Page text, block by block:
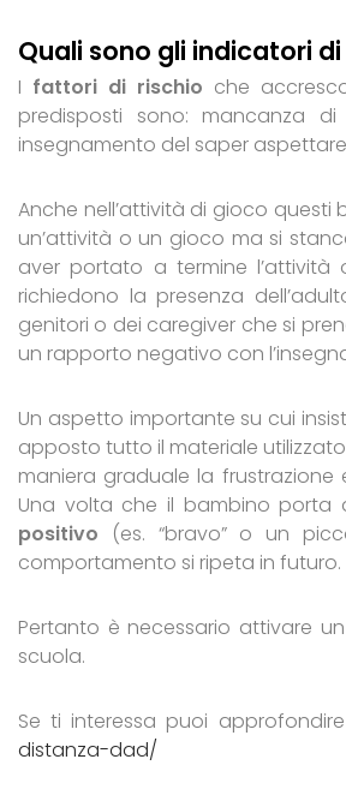
Quali sono gli indicatori
I fattori di rischio che
predisposti sono: mancanza
insegnamento del saper
Anche nell’attività di gioco
un’attività o un gioco ma si
aver portato a termine
richiedono la presenza
genitori o dei caregiver che si
un rapporto negativo con
Un aspetto importante su cui
apposto tutto il materiale
maniera graduale la
Una volta che il bambino porta
positivo (es. “bravo” o un
comportamento si ripeta in futuro.
Pertanto è necessario attivare un
scuola.
Se ti interessa puoi approfondire
distanza-dad/